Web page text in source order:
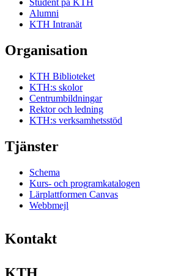
Student på KTH
Alumni
KTH Intranät
Organisation
KTH Biblioteket
KTH:s skolor
Centrumbildningar
Rektor och ledning
KTH:s verksamhetsstöd
Tjänster
Schema
Kurs- och programkatalogen
Lärplattformen Canvas
Webbmejl
Kontakt